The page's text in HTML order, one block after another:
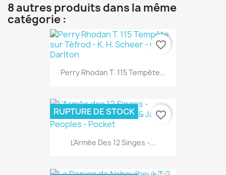
8 autres produits dans la même
catégorie :
Perry Rhodan T. 115 Tempête...
favorite_border
L'Armée Des 12 Singes -...
RUPTURE DE STOCK favorite_border